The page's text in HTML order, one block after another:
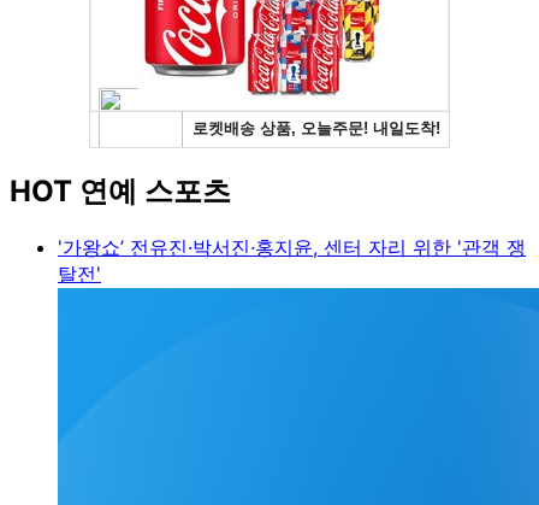
HOT 연예 스포츠
'가왕쇼’ 전유진·박서진·홍지윤, 센터 자리 위한 '관객 쟁
탈전'